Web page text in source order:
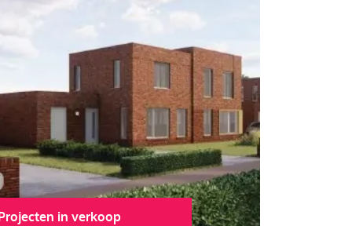
in verkoop